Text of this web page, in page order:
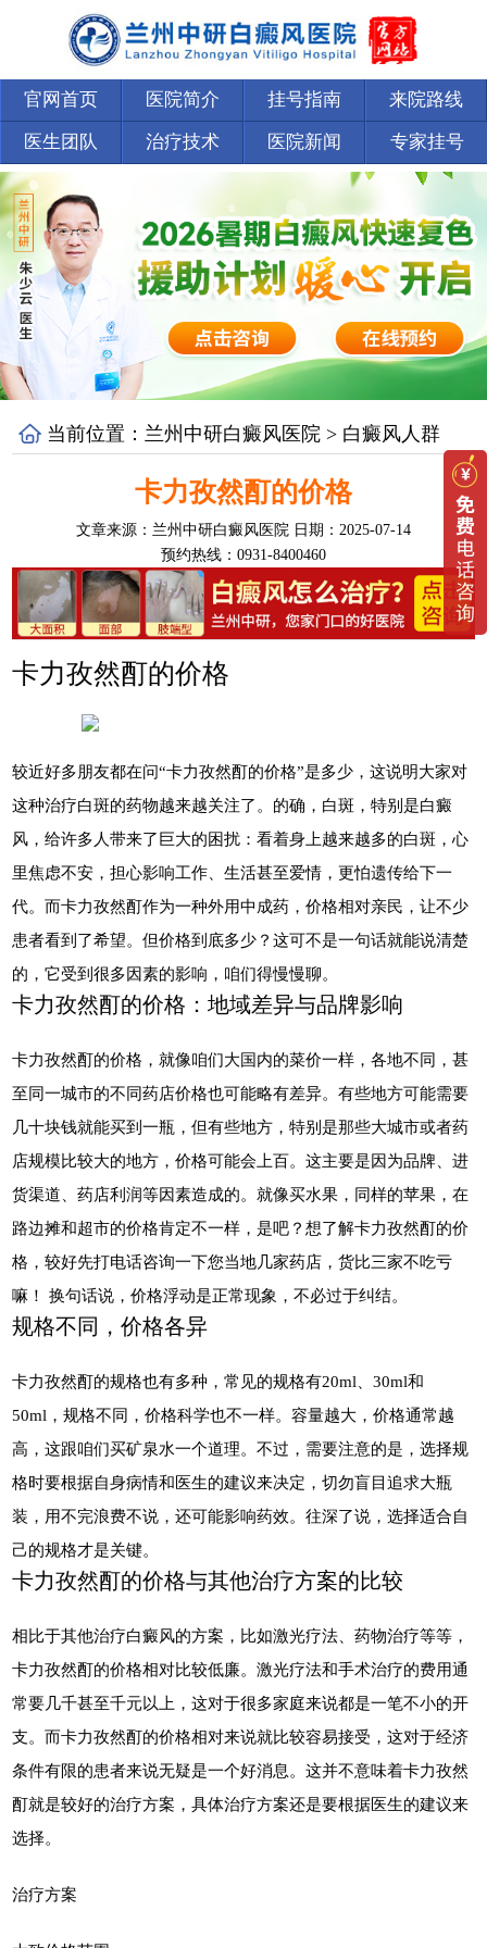
官网首页 医院简介 挂号指南 来院路线
医生团队 治疗技术 医院新闻 专家挂号
当前位置： 兰州中研白癜风医院 > 白癜风人群
卡力孜然酊的价格
文章来源： 兰州中研白癜风医院 日期：2025-07-14
预约热线：0931-8400460
卡力孜然酊的价格
较近好多朋友都在问“卡力孜然酊的价格”是多少，这说明大家对
这种治疗白斑的药物越来越关注了。的确，白斑，特别是白癜
风，给许多人带来了巨大的困扰：看着身上越来越多的白斑，心
里焦虑不安，担心影响工作、生活甚至爱情，更怕遗传给下一
代。而卡力孜然酊作为一种外用中成药，价格相对亲民，让不少
患者看到了希望。但价格到底多少？这可不是一句话就能说清楚
的，它受到很多因素的影响，咱们得慢慢聊。
卡力孜然酊的价格：地域差异与品牌影响
卡力孜然酊的价格，就像咱们大国内的菜价一样，各地不同，甚
至同一城市的不同药店价格也可能略有差异。有些地方可能需要
几十块钱就能买到一瓶，但有些地方，特别是那些大城市或者药
店规模比较大的地方，价格可能会上百。这主要是因为品牌、进
货渠道、药店利润等因素造成的。就像买水果，同样的苹果，在
路边摊和超市的价格肯定不一样，是吧？想了解卡力孜然酊的价
格，较好先打电话咨询一下您当地几家药店，货比三家不吃亏
嘛！ 换句话说，价格浮动是正常现象，不必过于纠结。
规格不同，价格各异
卡力孜然酊的规格也有多种，常见的规格有20ml、30ml和
50ml，规格不同，价格科学也不一样。容量越大，价格通常越
高，这跟咱们买矿泉水一个道理。不过，需要注意的是，选择规
格时要根据自身病情和医生的建议来决定，切勿盲目追求大瓶
装，用不完浪费不说，还可能影响药效。往深了说，选择适合自
己的规格才是关键。
卡力孜然酊的价格与其他治疗方案的比较
相比于其他治疗白癜风的方案，比如激光疗法、药物治疗等等，
卡力孜然酊的价格相对比较低廉。激光疗法和手术治疗的费用通
常要几千甚至千元以上，这对于很多家庭来说都是一笔不小的开
支。而卡力孜然酊的价格相对来说就比较容易接受，这对于经济
条件有限的患者来说无疑是一个好消息。这并不意味着卡力孜然
酊就是较好的治疗方案，具体治疗方案还是要根据医生的建议来
选择。
治疗方案